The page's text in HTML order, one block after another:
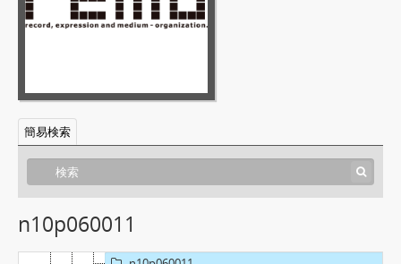
簡易検索
n10p060011
[ファイル] N10 - アルバム#10, 1974-01-01 - 1975-12-31
[パート] P06 - ページ#06, 1974-00-00
n10p060003
n10p060006
n10p060008
n10p060009